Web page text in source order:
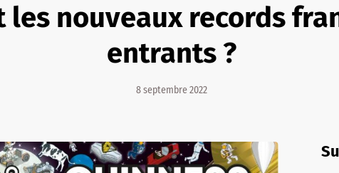
les nouveaux records
entrants ?
8 septembre 2022